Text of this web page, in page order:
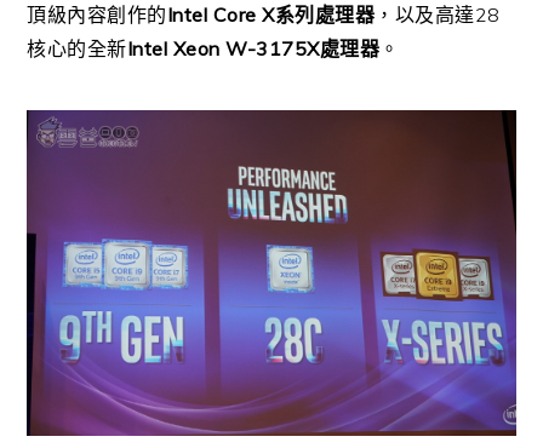
頂級內容創作的Intel Core X系列處理器 ，以及高達28
核心的全新Intel Xeon W-3175X處理器 。